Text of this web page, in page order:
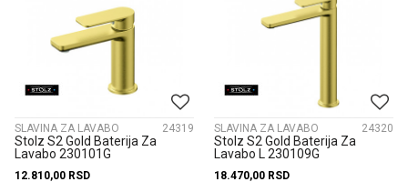
SLAVINA ZA LAVABO 24319
Stolz S2 Gold Baterija Za
Lavabo 230101G
12.810,00 RSD
SLAVINA ZA LAVABO 24320
Stolz S2 Gold Baterija Za
Lavabo L 230109G
18.470,00 RSD